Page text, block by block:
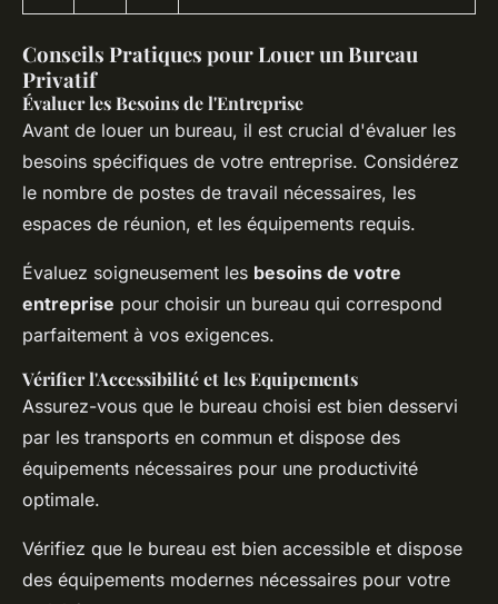
Conseils Pratiques pour Louer un Bureau
Privatif
Évaluer les Besoins de l'Entreprise
Avant de louer un bureau, il est crucial d'évaluer les
besoins spécifiques de votre entreprise. Considérez
le nombre de postes de travail nécessaires, les
espaces de réunion, et les équipements requis.
Évaluez soigneusement les besoins de votre
entreprise pour choisir un bureau qui correspond
parfaitement à vos exigences.
Vérifier l'Accessibilité et les Equipements
Assurez-vous que le bureau choisi est bien desservi
par les transports en commun et dispose des
équipements nécessaires pour une productivité
optimale.
Vérifiez que le bureau est bien accessible et dispose
des équipements modernes nécessaires pour votre